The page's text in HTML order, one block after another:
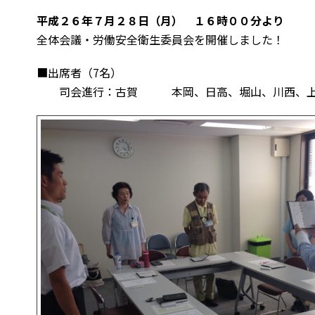
平成２６年７月２８日（月） １６時００分より
全体会議・労働安全衛生委員会を開催しました！
■出席者（7名）
司会進行：古賀 本岡、日高、堀山、川西、上